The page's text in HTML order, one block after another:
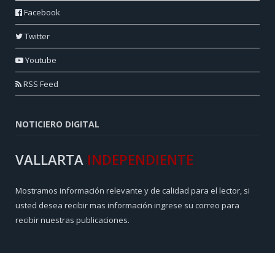
Facebook
Twitter
Youtube
RSS Feed
NOTICIERO DIGITAL
VALLARTA INDEPENDIENTE
Mostramos información relevante y de calidad para el lector, si
usted desea recibir mas información ingrese su correo para
recibir nuestras publicaciones.